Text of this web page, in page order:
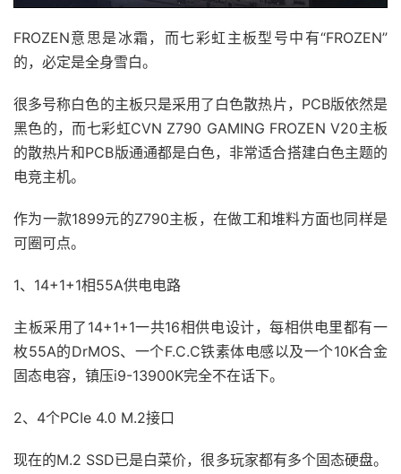
FROZEN意思是冰霜，而七彩虹主板型号中有“FROZEN”
的，必定是全身雪白。
很多号称白色的主板只是采用了白色散热片，PCB版依然是
黑色的，而七彩虹CVN Z790 GAMING FROZEN V20主板
的散热片和PCB版通通都是白色，非常适合搭建白色主题的
电竞主机。
作为一款1899元的Z790主板，在做工和堆料方面也同样是
可圈可点。
1、14+1+1相55A供电电路
主板采用了14+1+1一共16相供电设计，每相供电里都有一
枚55A的DrMOS、一个F.C.C铁素体电感以及一个10K合金
固态电容，镇压i9-13900K完全不在话下。
2、4个PCIe 4.0 M.2接口
现在的M.2 SSD已是白菜价，很多玩家都有多个固态硬盘。